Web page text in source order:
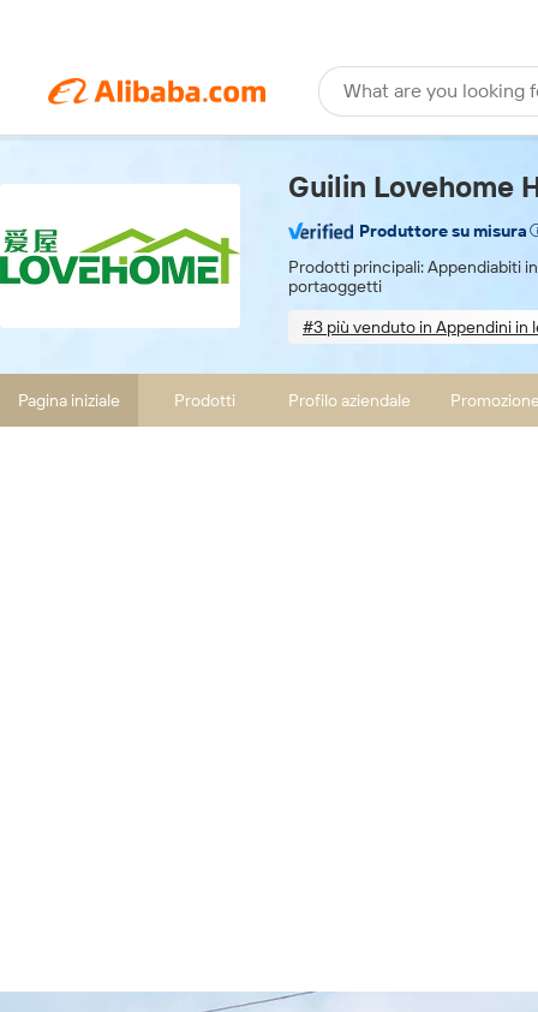
What are you looking
Guilin Lovehome
Produttore su misura
Prodotti principali: Appendiabiti
portaoggetti
#3 più venduto in Appendini in
Pagina iniziale
Prodotti Profilo aziendale